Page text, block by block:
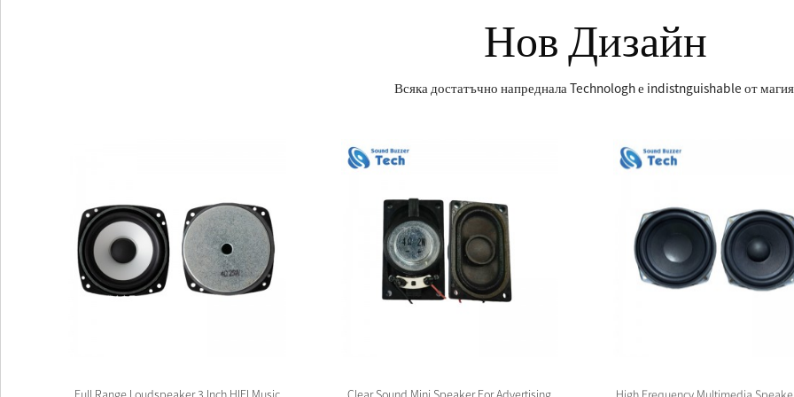
Нов Дизайн
Всяка достатъчно напреднала Technologh е indistnguishable от